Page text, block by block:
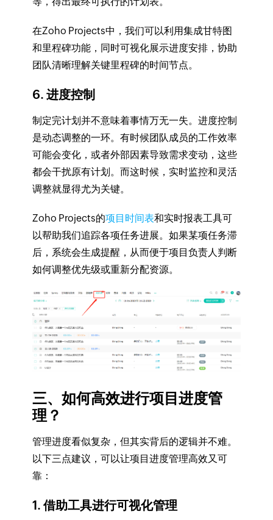
在Zoho Projects中，我们可以利用集成甘特图
和里程碑功能，同时可视化展示进度安排，协助
团队清晰理解关键里程碑的时间节点。
6. 进度控制
制定完计划并不意味着事情万无一失。进度控制
是动态调整的一环。有时候团队成员的工作效率
可能会变化，或者外部因素导致需求变动，这些
都会干扰原有计划。而这时候，实时监控和灵活
调整就显得尤为关键。
Zoho Projects的项目时间表和实时报表工具可
以帮助我们追踪各项任务进展。如果某项任务滞
后，系统会生成提醒，从而便于项目负责人判断
如何调整优先级或重新分配资源。
三、如何高效进行项目进度管
理？
管理进度看似复杂，但其实背后的逻辑并不难。
以下三点建议，可以让项目进度管理高效又可
靠：
1. 借助工具进行可视化管理